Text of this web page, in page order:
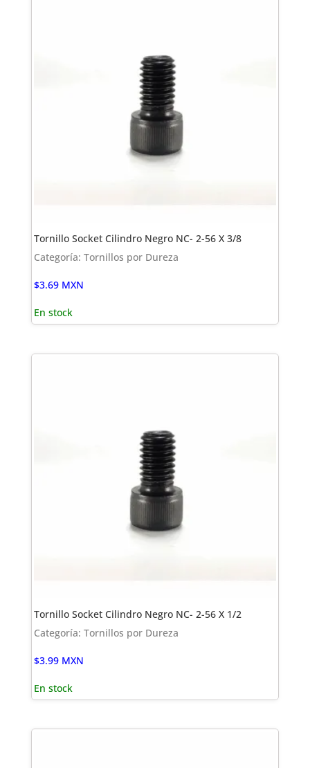
Tornillo Socket Cilindro Negro NC- 2-56 X 3/8
Categoría: Tornillos por Dureza
$3.69 MXN
En stock
Tornillo Socket Cilindro Negro NC- 2-56 X 1/2
Categoría: Tornillos por Dureza
$3.99 MXN
En stock